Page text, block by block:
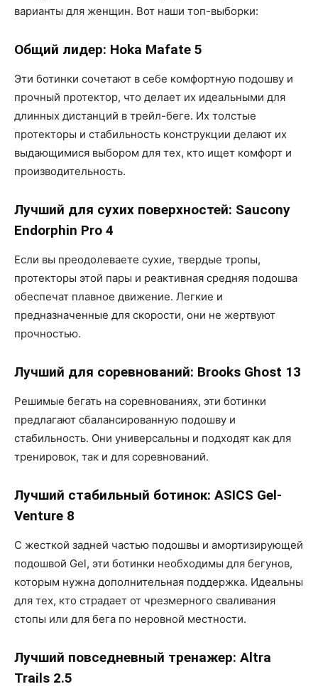
варианты для женщин. Вот наши топ-выборки:
Общий лидер: Hoka Mafate 5
Эти ботинки сочетают в себе комфортную подошву и
прочный протектор, что делает их идеальными для
длинных дистанций в трейл-беге. Их толстые
протекторы и стабильность конструкции делают их
выдающимися выбором для тех, кто ищет комфорт и
производительность.
Лучший для сухих поверхностей: Saucony
Endorphin Pro 4
Если вы преодолеваете сухие, твердые тропы,
протекторы этой пары и реактивная средняя подошва
обеспечат плавное движение. Легкие и
предназначенные для скорости, они не жертвуют
прочностью.
Лучший для соревнований: Brooks Ghost 13
Решимые бегать на соревнованиях, эти ботинки
предлагают сбалансированную подошву и
стабильность. Они универсальны и подходят как для
тренировок, так и для соревнований.
Лучший стабильный ботинок: ASICS Gel-
Venture 8
С жесткой задней частью подошвы и амортизирующей
подошвой Gel, эти ботинки необходимы для бегунов,
которым нужна дополнительная поддержка. Идеальны
для тех, кто страдает от чрезмерного сваливания
стопы или для бега по неровной местности.
Лучший повседневный тренажер: Altra
Trails 2.5